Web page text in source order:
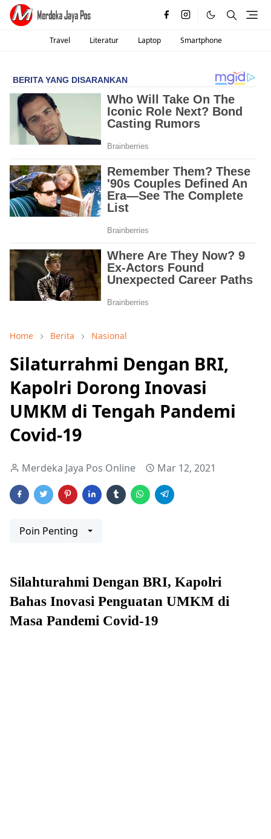
Travel Literatur Laptop Smartphone
Home Berita Nasional
Silaturrahmi Dengan BRI,
Kapolri Dorong Inovasi
UMKM di Tengah Pandemi
Covid-19
Merdeka Jaya Pos Online Mar 12, 2021
Poin Penting
Silahturahmi Dengan BRI, Kapolri
Bahas Inovasi Penguatan UMKM di
Masa Pandemi Covid-19